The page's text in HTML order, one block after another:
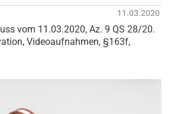
11.03.2020
vom 11.03.2020, Az. 9 QS 28/20.
Videoaufnahmen, §163f,